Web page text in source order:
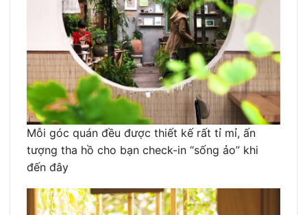
Mỗi góc quán đều được thiết kế rất tỉ mỉ, ấn
tượng tha hồ cho bạn check-in “sống ảo” khi
đến đây